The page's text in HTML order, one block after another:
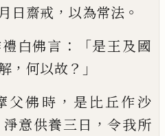
月 日齋戒 ， 以為常法 。
白佛言 ：「是王及國
， 何以故 ？」
父佛時 ， 是比丘作沙
淨意供養三日 ，令我所